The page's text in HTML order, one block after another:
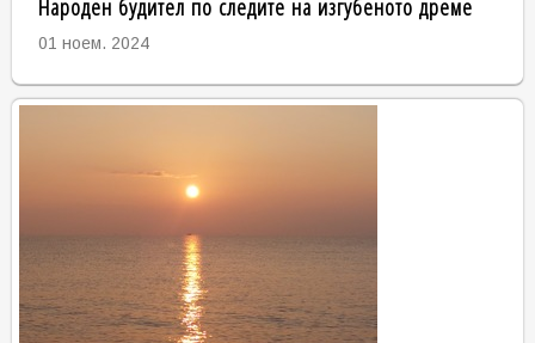
Народен будител по следите на изгубеното дреме
01 ноем. 2024